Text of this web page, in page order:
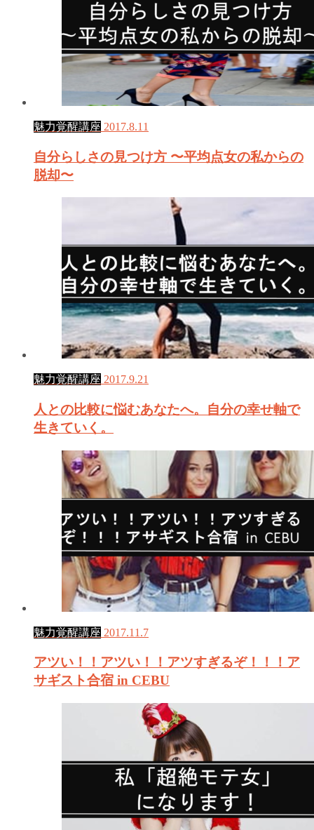
魅力覚醒講座 2017.8.11
自分らしさの見つけ方 〜平均点女の私からの
脱却〜
魅力覚醒講座 2017.9.21
人との比較に悩むあなたへ。自分の幸せ軸で
生きていく。
魅力覚醒講座 2017.11.7
アツい！！アツい！！アツすぎるぞ！！！ア
サギスト合宿 in CEBU